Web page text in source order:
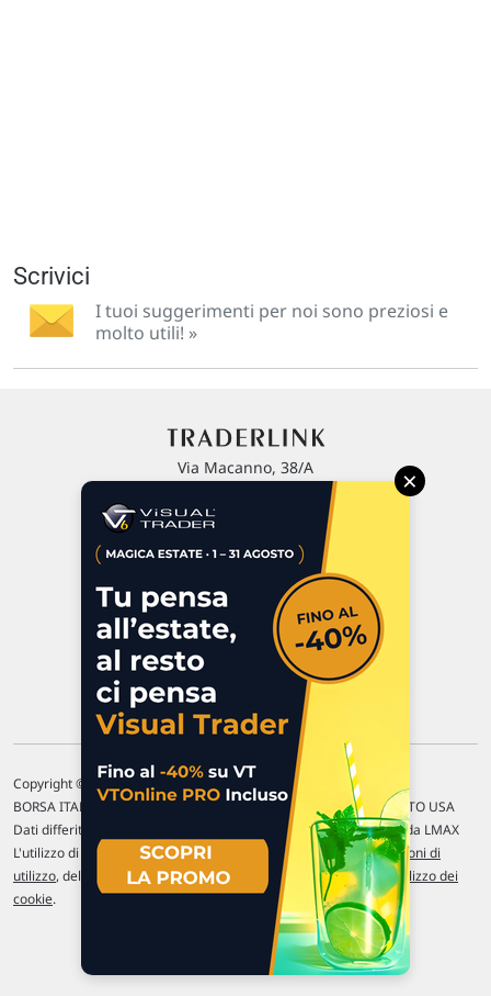
Scrivici
I tuoi suggerimenti per noi sono preziosi e
molto utili! »
Via Macanno, 38/A
P.IVA 02 452 460 401
Commenti e segnalazioni
Contattaci
Copyright © 1996-2026 Traderlink Italia s.r.l.
BORSA ITALIANA Quotazioni di borsa differite di 15 min. / MERCATO USA
Dati differiti di 15 min. (fonte Intrinio) / FOREX Quotazioni fornite da LMAX
L'utilizzo di questo sito implica l'accettazione delle nostre Condizioni di
utilizzo, del Disclaimer MAR, dellePolitiche sulla privacye dell' Utilizzo dei
cookie.
×